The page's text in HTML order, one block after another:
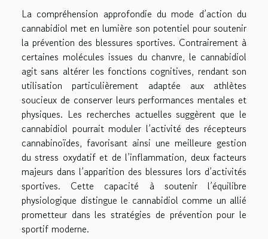
La compréhension approfondie du mode d’action du
cannabidiol met en lumière son potentiel pour soutenir
la prévention des blessures sportives. Contrairement à
certaines molécules issues du chanvre, le cannabidiol
agit sans altérer les fonctions cognitives, rendant son
utilisation particulièrement adaptée aux athlètes
soucieux de conserver leurs performances mentales et
physiques. Les recherches actuelles suggèrent que le
cannabidiol pourrait moduler l’activité des récepteurs
cannabinoïdes, favorisant ainsi une meilleure gestion
du stress oxydatif et de l’inflammation, deux facteurs
majeurs dans l’apparition des blessures lors d’activités
sportives. Cette capacité à soutenir l’équilibre
physiologique distingue le cannabidiol comme un allié
prometteur dans les stratégies de prévention pour le
sportif moderne.